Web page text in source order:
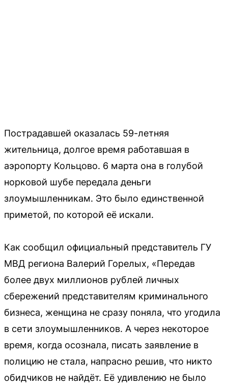
Пострадавшей оказалась 59-летняя
жительница, долгое время работавшая в
аэропорту Кольцово. 6 марта она в голубой
норковой шубе передала деньги
злоумышленникам. Это было единственной
приметой, по которой её искали.
Как сообщил официальный представитель ГУ
МВД региона Валерий Горелых, «Передав
более двух миллионов рублей личных
сбережений представителям криминального
бизнеса, женщина не сразу поняла, что угодила
в сети злоумышленников. А через некоторое
время, когда осознала, писать заявление в
полицию не стала, напрасно решив, что никто
обидчиков не найдёт. Её удивлению не было